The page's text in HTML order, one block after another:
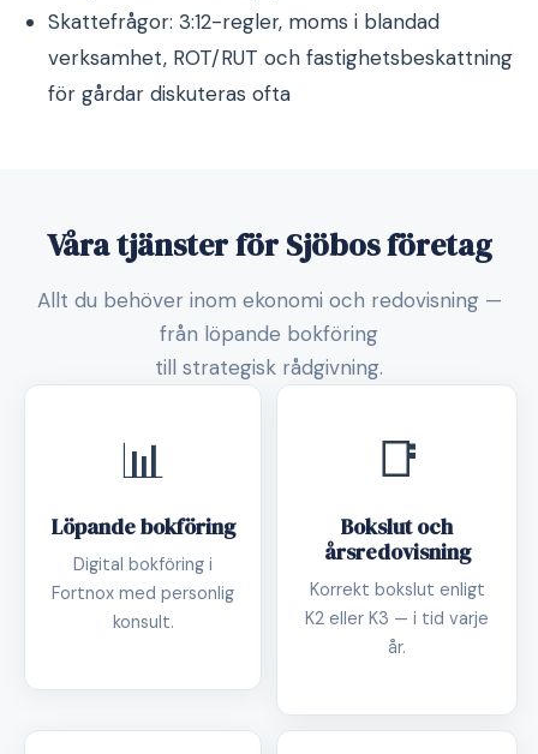
Skattefrågor: 3:12-regler, moms i blandad
verksamhet, ROT/RUT och fastighetsbeskattning
för gårdar diskuteras ofta
Våra tjänster för Sjöbos företag
Allt du behöver inom ekonomi och redovisning —
från löpande bokföring
till strategisk rådgivning.
📊
Löpande bokföring
Digital bokföring i
Fortnox med personlig
konsult.
📑
Bokslut och
årsredovisning
Korrekt bokslut enligt
K2 eller K3 — i tid varje
år.